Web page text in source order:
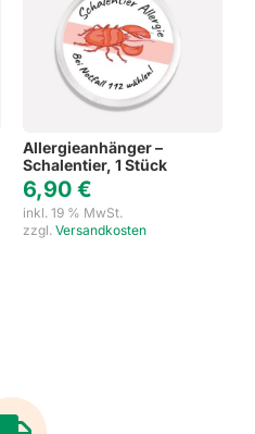
Allergieanhänger –
Schalentier, 1 Stück
6,90 €
inkl. 19 % MwSt.
zzgl. Versandkosten